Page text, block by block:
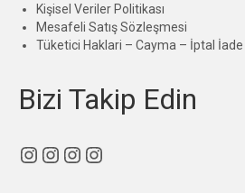
Kişisel Veriler Politikası
Mesafeli Satış Sözleşmesi
Tüketici Haklari – Cayma – İptal İade
Bizi Takip Edin
Instagram
Instagram
Instagram
Instagram